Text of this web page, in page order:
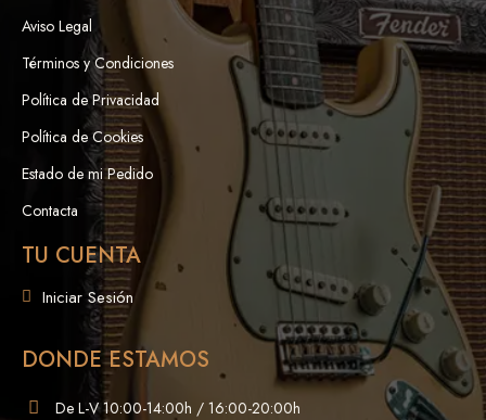
Aviso Legal
Términos y Condiciones
Política de Privacidad
Política de Cookies
Estado de mi Pedido
Contacta
TU CUENTA
Iniciar Sesión
DONDE ESTAMOS
De L-V 10:00-14:00h / 16:00-20:00h